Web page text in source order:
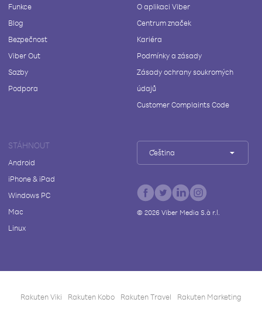
Funkce
Blog
Bezpečnost
Viber Out
Sazby
Podpora
O aplikaci Viber
Centrum značek
Kariéra
Podmínky a zásady
Zásady ochrany soukromých
údajů
Customer Complaints Code
STÁHNOUT
Android
iPhone & iPad
Windows PC
Mac
Linux
Čeština
© 2026Viber Media S.à r.l.
Rakuten Viki Rakuten Kobo Rakuten Travel Rakuten Marketing